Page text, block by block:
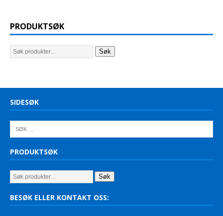
PRODUKTSØK
Søk
SIDESØK
PRODUKTSØK
Søk
BESØK ELLER KONTAKT OSS: